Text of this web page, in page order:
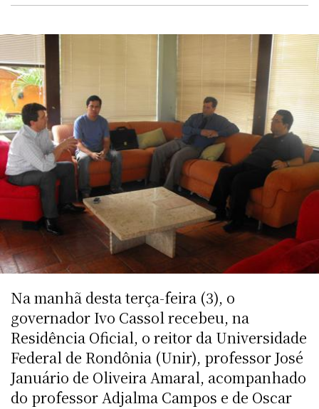
Na manhã desta terça-feira (3), o
governador Ivo Cassol recebeu, na
Residência Oficial, o reitor da Universidade
Federal de Rondônia (Unir), professor José
Januário de Oliveira Amaral, acompanhado
do professor Adjalma Campos e de Oscar